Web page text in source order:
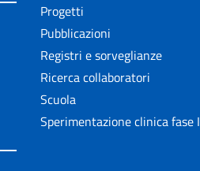
Progetti
Pubblicazioni
Registri e sorveglianze
Ricerca collaboratori
Scuola
Sperimentazione clinica fase I